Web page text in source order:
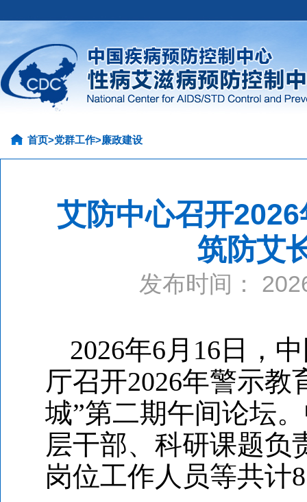
首页>党群工作>廉政建设
艾防中心召开
筑防艾
发布时间：
2026年6月16日，
厅召开2026年警示教
城”第二期午间论坛
层干部、科研课题负
岗位工作人员等共计